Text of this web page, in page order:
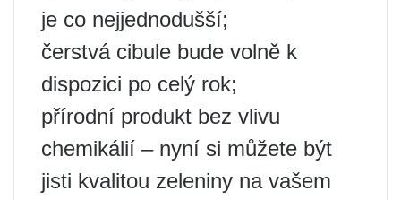
je co nejjednodušší;
čerstvá cibule bude volně k
dispozici po celý rok;
přírodní produkt bez vlivu
chemikálií – nyní si můžete být
jisti kvalitou zeleniny na vašem